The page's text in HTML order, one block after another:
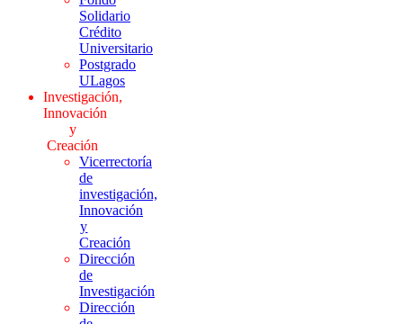
Solidario
Crédito
Universitario
Postgrado
ULagos
Investigación,
Innovación
y
Creación
Vicerrectoría
de
investigación,
Innovación
y
Creación
Dirección
de
Investigación
Dirección